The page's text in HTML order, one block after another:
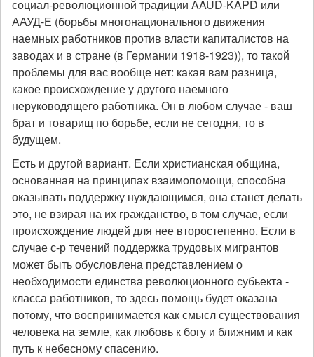
социал-революционной традиции AAUD-KAPD или
ААУД-Е (борьбы многонационального движения
наемных работников против власти капиталистов на
заводах и в стране (в Германии 1918-1923)), то такой
проблемы для вас вообще нет: какая вам разница,
какое происхождение у другого наемного
неруководящего работника. Он в любом случае - ваш
брат и товарищ по борьбе, если не сегодня, то в
будущем.
Есть и другой вариант. Если христианская община,
основанная на принципах взаимопомощи, способна
оказывать поддержку нуждающимся, она станет делать
это, не взирая на их гражданство, в том случае, если
происхождение людей для нее второстепенно. Если в
случае с-р течений поддержка трудовых мигрантов
может быть обусловлена представлением о
необходимости единства революционного субьекта -
класса работников, то здесь помощь будет оказана
потому, что воспринимается как смысл существования
человека на земле, как любовь к богу и ближним и как
путь к небесному спасению.